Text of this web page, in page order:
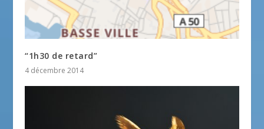
“1h30 de retard”
4 décembre 2014